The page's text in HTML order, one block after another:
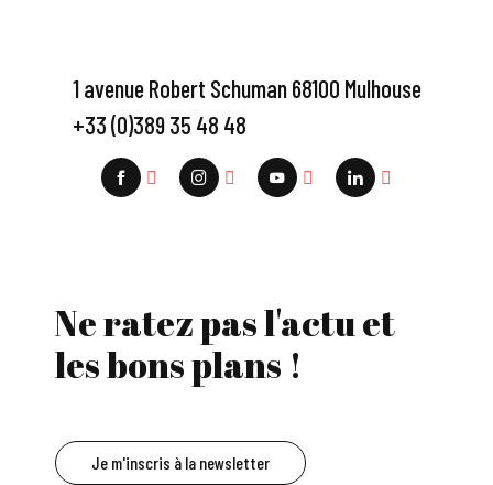
1 avenue Robert Schuman 68100 Mulhouse
+33 (0)389 35 48 48
Ne ratez pas l'actu et
les bons plans !
Je m'inscris à la newsletter